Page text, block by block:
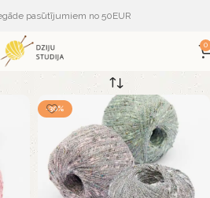
pasūtījumiem no 50EUR
0
-30%